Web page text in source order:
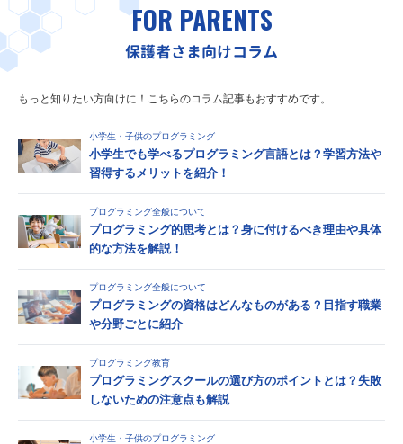
FOR PARENTS
保護者さま向けコラム
もっと知りたい方向けに！こちらのコラム記事もおすすめです。
小学生・子供のプログラミング
小学生でも学べるプログラミング言語とは？学習方法や
習得するメリットを紹介！
プログラミング全般について
プログラミング的思考とは？身に付けるべき理由や具体
的な方法を解説！
プログラミング全般について
プログラミングの資格はどんなものがある？目指す職業
や分野ごとに紹介
プログラミング教育
プログラミングスクールの選び方のポイントとは？失敗
しないための注意点も解説
小学生・子供のプログラミング